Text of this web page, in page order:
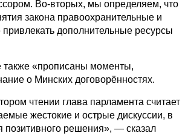
Во-вторых, мы определяем, что
закона правоохранительные и
дополнительные ресурсы
также «прописаны моменты,
о Минских договорённостях.
чтении глава парламента считает
жестокие и острые дискуссии, в
позитивного решения», — сказал